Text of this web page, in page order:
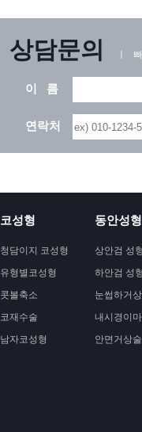
상담문의 ㅣ
이 름
연락처
코성형
청담이지 코성형
유형별코성형
콧볼축소
코재수술
남자코성형
동안성형
상안검 성
하안검 성
눈썹하거
내시경이
안면거상술